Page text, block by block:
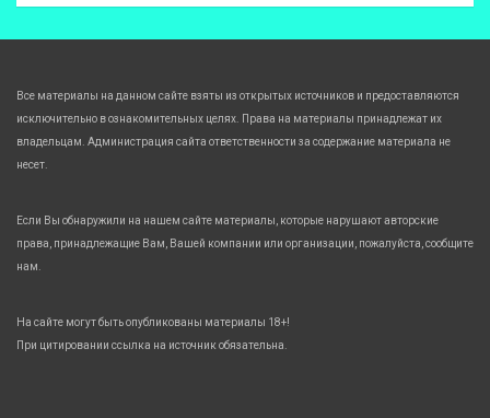
Все материалы на данном сайте взяты из открытых источников и предоставляются
исключительно в ознакомительных целях. Права на материалы принадлежат их
владельцам. Администрация сайта ответственности за содержание материала не
несет.
Если Вы обнаружили на нашем сайте материалы, которые нарушают авторские
права, принадлежащие Вам, Вашей компании или организации, пожалуйста, сообщите
нам.
На сайте могут быть опубликованы материалы 18+!
При цитировании ссылка на источник обязательна.